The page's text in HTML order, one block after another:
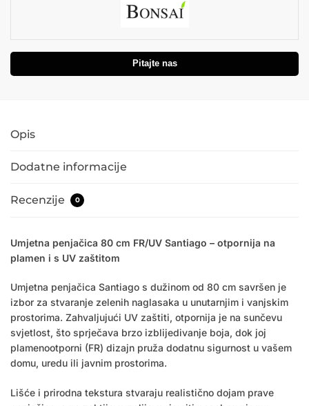
Pitajte nas
Opis
Dodatne informacije
Recenzije 0
Umjetna penjačica 80 cm FR/UV Santiago – otpornija na
plamen i s UV zaštitom
Umjetna penjačica Santiago s dužinom od 80 cm savršen je
izbor za stvaranje zelenih naglasaka u unutarnjim i vanjskim
prostorima. Zahvaljujući UV zaštiti, otpornija je na sunčevu
svjetlost, što sprječava brzo izblijedivanje boja, dok joj
plamenootporni (FR) dizajn pruža dodatnu sigurnost u vašem
domu, uredu ili javnim prostorima.
Lišće i prirodna tekstura stvaraju realistično dojam prave